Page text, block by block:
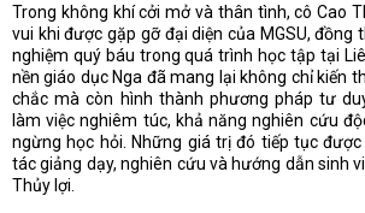
Trong không khí cởi mở và thân tình, cô Cao
vui khi được gặp gỡ đại diện của MGSU, đồng
nghiệm quý báu trong quá trình học tập tại
nền giáo dục Nga đã mang lại không chỉ kiến
chắc mà còn hình thành phương pháp tư
làm việc nghiêm túc, khả năng nghiên cứu
ngừng học hỏi. Những giá trị đó tiếp tục
tác giảng dạy, nghiên cứu và hướng dẫn sinh
Thủy lợi.